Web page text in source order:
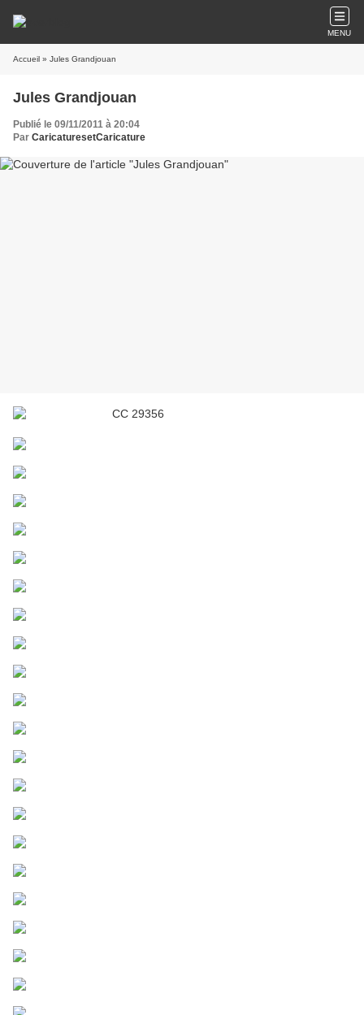
MENU
Accueil » Jules Grandjouan
Jules Grandjouan
Publié le 09/11/2011 à 20:04
Par CaricaturesetCaricature